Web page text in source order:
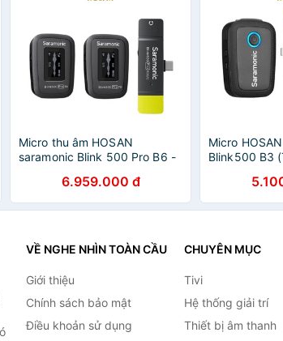
Micro thu âm HOSAN
saramonic Blink 500 Pro B6 -
2.4GHz - Thời lượng pin 8 giờ
- Bảo hành 12 tháng
6.959.000 đ
Micro
Blink500 B3
Blink 500 -
VỀ NGHE NHÌN TOÀN CẦU
Giới thiệu
Chính sách bảo mật
Điều khoản sử dụng
CHUYÊN MỤC
Tivi
Hệ thống giải trí
Thiết bị âm thanh